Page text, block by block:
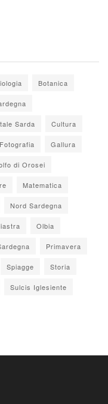
Botanica
Sarda Cultura
Fotografia Gallura
di Orosei
Matematica
Nord Sardegna
Olbia
Primavera
Spiagge Storia
Sulcis Iglesiente